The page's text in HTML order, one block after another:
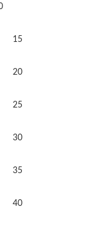
15
20
25
30
35
40